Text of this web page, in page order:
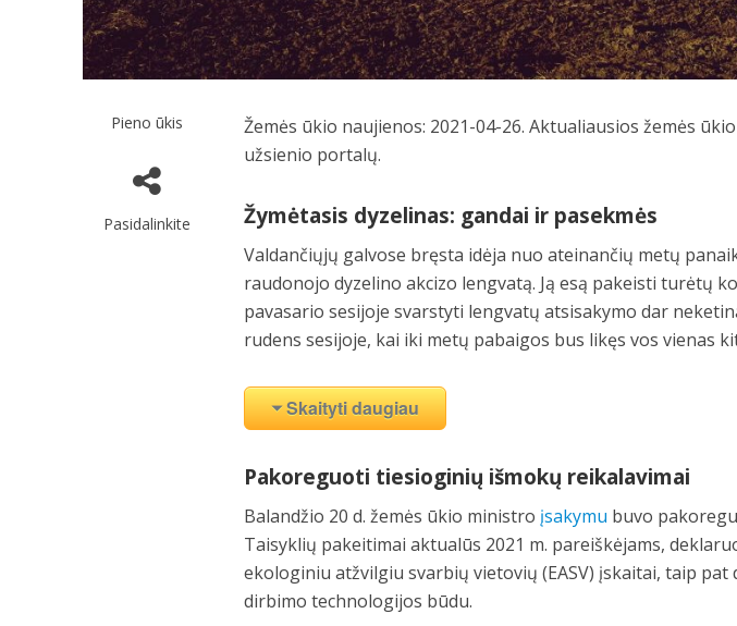
Pieno ūkis
Pasidalinkite
Žemės ūkio naujienos: 2021-04-26. Aktualiausios žemės
užsienio portalų.
Žymėtasis dyzelinas: gandai ir pasekmės
Valdančiųjų galvose bręsta idėja nuo ateinančių metų
raudonojo dyzelino akcizo lengvatą. Ją esą pakeisti turėtų
pavasario sesijoje svarstyti lengvatų atsisakymo dar
rudens sesijoje, kai iki metų pabaigos bus likęs vos vienas
Skaityti daugiau
Pakoreguoti tiesioginių išmokų reikalavimai
Balandžio 20 d. žemės ūkio ministro įsakymu buvo
Taisyklių pakeitimai aktualūs 2021 m. pareiškėjams,
ekologiniu atžvilgiu svarbių vietovių (EASV) įskaitai, taip pat
dirbimo technologijos būdu.